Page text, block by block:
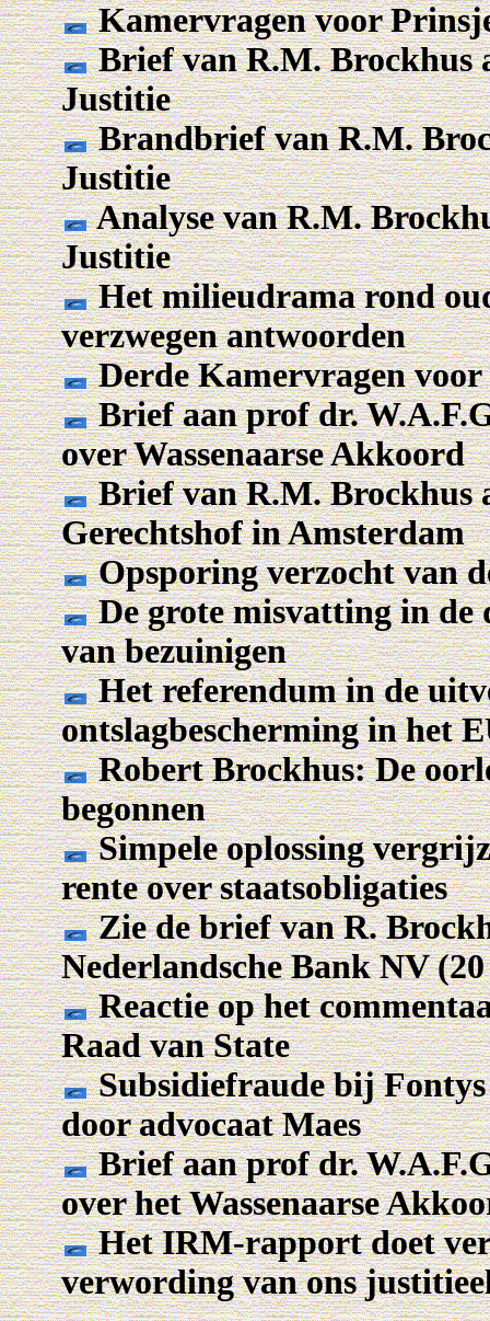
Kamervragen voor
Brief van R.M. Brockhus
Justitie
Brandbrief van R.M.
Justitie
Analyse van R.M.
Justitie
Het milieudrama rond
verzwegen antwoorden
Derde Kamervragen voor
Brief aan prof dr.
over Wassenaarse Akkoord
Brief van R.M. Brockhus
Gerechtshof in Amsterdam
Opsporing verzocht van
De grote misvatting in de
van bezuinigen
Het referendum in de
ontslagbescherming in het
Robert Brockhus: De
begonnen
Simpele oplossing
rente over staatsobligaties
Zie de brief van R.
Nederlandsche Bank NV
Reactie op het
Raad van State
Subsidiefraude bij Fontys
door advocaat Maes
Brief aan prof dr.
over het Wassenaarse
Het IRM-rapport doet
verwording van ons